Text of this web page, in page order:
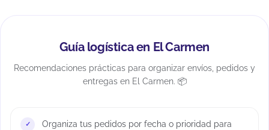
Guía logística en El Carmen
Recomendaciones prácticas para organizar envíos, pedidos y
entregas en El Carmen. 📦
Organiza tus pedidos por fecha o prioridad para